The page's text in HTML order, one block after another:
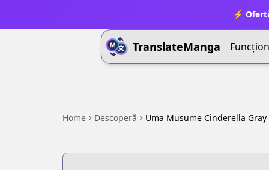
⚡
TranslateManga
Home Descoperă Uma Musume Cinderella Gray